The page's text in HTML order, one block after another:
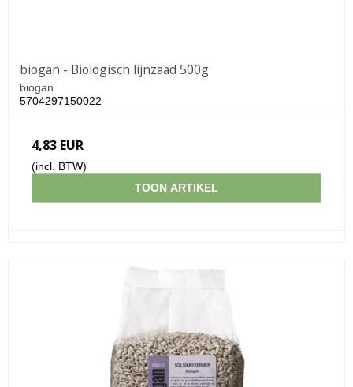
biogan - Biologisch lijnzaad 500g
biogan
5704297150022
4,83 EUR
(incl. BTW)
TOON ARTIKEL